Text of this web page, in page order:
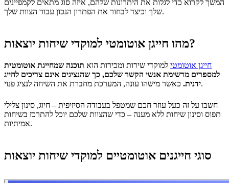
המשך לקרוא כדי לגלות את היתרונות שלהם, איזה סוג מתאים לקמפיינים
שלך וכיצד לבחור את הפתרון הנכון עבור הצוות שלך.
מהו חייגן אוטומטי למוקדי שיחות יוצאות?
חייגן אוטומטי למוקדי שירות ומכירות הוא תוכנה שמחייגת אוטומטית
למספרים מרשימת אנשי הקשר שלכם, כך שהנציגים אינם צריכים לחייג
ידנית.כאשר מישהו עונה, המערכת מחברת את השיחה לנציג פנוי.
חשבו על זה כעל עוזר חכם שמטפל בעבודה הסיזיפית – חיוג, סינון צלילי
תפוס וסינון שיחות ללא מענה – כדי שהצוות שלכם יוכל להתרכז בשיחות
אמיתיות.
סוגי חייגנים אוטומטיים למוקדי שיחות יוצאות